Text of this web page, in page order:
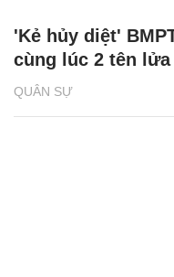
QUÂN SỰ
'Kẻ hủy diệt'
cùng lúc 2 tên